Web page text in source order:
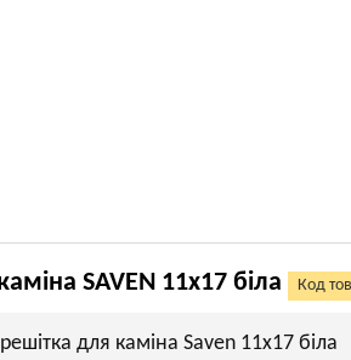
SAVEN 11х17 біла Код
для каміна Saven 11х17 біла